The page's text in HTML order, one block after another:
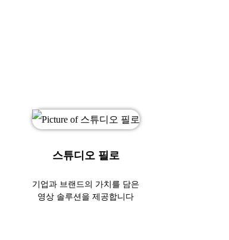
스튜디오 필로
기업과 브랜드의 가치를 담은
영상 솔루션을 제공합니다